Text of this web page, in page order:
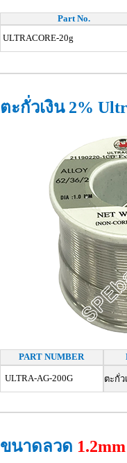
Part No.
ULTRACORE-20g
ตะกั่วเงิน 2%
PART NUMBER
ULTRA-AG-200G ตะกั่ว
ขนาดลวด 1.2mm